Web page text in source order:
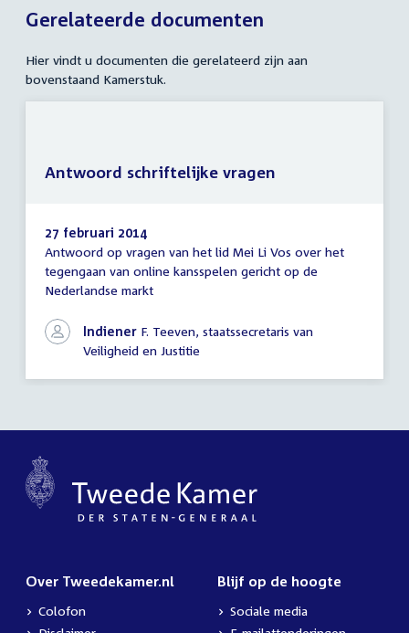
Gerelateerde documenten
Hier vindt u documenten die gerelateerd zijn aan
bovenstaand Kamerstuk.
Antwoord
schriftelijke
vragen
27 februari 2014
Antwoord op vragen van het lid Mei Li Vos over het
tegengaan van online kansspelen gericht op de
Nederlandse markt
Indiener F. Teeven, staatssecretaris van
Veiligheid en Justitie
Antwoord schriftelijke vragen
Over Tweedekamer.nl
Colofon
Blijf op de hoogte
Sociale media